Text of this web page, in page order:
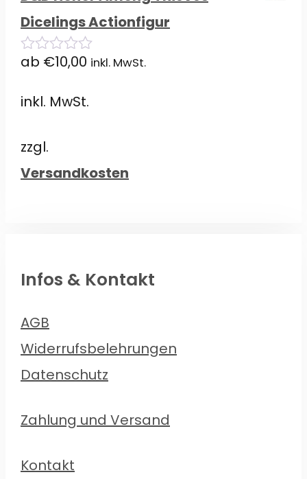
Dicelings Actionfigur
0
ab €10,00 inkl. MwSt.
inkl. MwSt.
zzgl.
Versandkosten
Infos & Kontakt
AGB
Widerrufsbelehrungen
Datenschutz
Zahlung und Versand
Kontakt